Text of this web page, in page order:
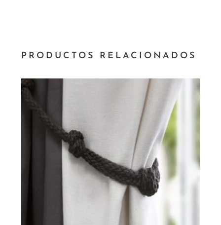
PRODUCTOS RELACIONADOS